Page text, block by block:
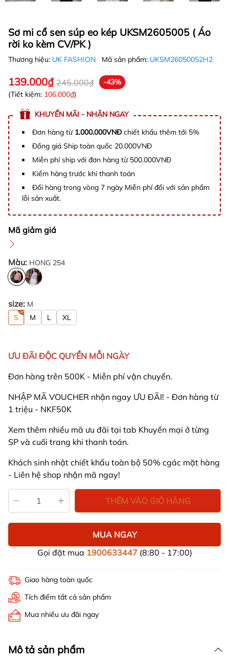
Sơ mi cổ sen súp eo kép UKSM2605005 ( Áo
rời ko kèm CV/PK )
Thương hiệu: UK FASHION Mã sản phẩm: UKSM26050052H2
139.000₫ 245.000₫
-43%
(Tiết kiệm: 106.000₫)
KHUYẾN MÃI - NHẬN NGAY
Đơn hàng từ 1.000.000VNĐchiết khấu thêm tới 5%
Đồng giá Ship toàn quốc 20.000VNĐ
Miễn phí ship với đơn hàng từ 500.000VNĐ
Kiểm hàng trước khi thanh toán
Đổi hàng trong vòng 7 ngày Miễn phí đổi với sản phẩm
lỗi sản xuất.
Mã giảm giá
Màu: HONG 254
size: M
S
M L XL
ƯU ĐÃI ĐỘC QUYỀN MỖI NGÀY
Đơn hàng trên 500K - Miễn phí vận chuyển.
NHẬP MÃ VOUCHER nhận ngay ƯU ĐÃI! - Đơn hàng từ
1 triệu - NKF50K
Xem thêm nhiều mã ưu đãi tại tab Khuyến mại ở từng
SP và cuối trang khi thanh toán.
Khách sinh nhật chiết khấu toàn bộ 50% cgác mặt hàng
- Liên hệ shop nhận mã ngay!
THÊM VÀO GIỎ HÀNG
MUA NGAY
Gọi đặt mua 1900633447(8:80 - 17:00)
Giao hàng toàn quốc
Tích điểm tất cả sản phẩm
Mua nhiều ưu đãi ngay
Mô tả sản phẩm